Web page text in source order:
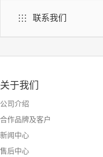
联系我们
关于我们
公司介绍
合作品牌及客户
新闻中心
售后中心